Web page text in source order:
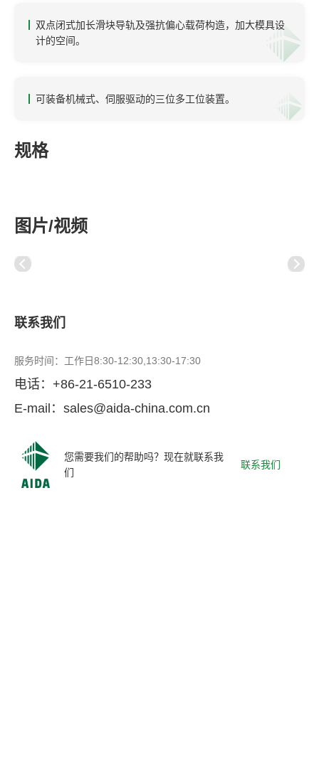
双点闭式加长滑块导轨及强抗偏心载荷构造，加大模具设
计的空间。
可装备机械式、伺服驱动的三位多工位装置。
规格
图片/视频
联系我们
服务时间：工作日8:30-12:30,13:30-17:30
电话： +86-21-6510-233
E-mail： sales@aida-china.com.cn
您需要我们的帮助吗？现在就联系我
们
联系我们